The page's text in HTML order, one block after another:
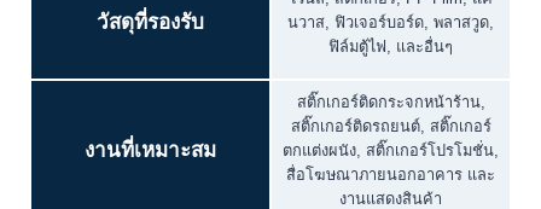
วัสดุที่รองรับ
นวาส, ฟิวเจอร์บอร์ด, พลาสวูด,
ฟิล์มตู้ไฟ, และอื่นๆ
งานที่เหมาะสม
สติ๊กเกอร์ติดกระจกหน้าร้าน,
สติ๊กเกอร์ติดรถยนต์, สติ๊กเกอร์
ตกแต่งผนัง, สติ๊กเกอร์โปรโมชั่น,
สื่อโฆษณาภายนอกอาคาร และ
งานแสดงสินค้า